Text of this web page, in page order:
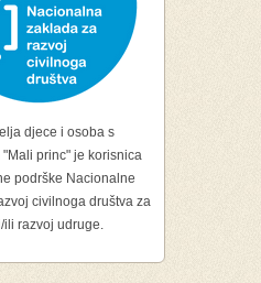
djece i osoba s
princ" je korisnica
podrške Nacionalne
civilnoga društva za
razvoj udruge.